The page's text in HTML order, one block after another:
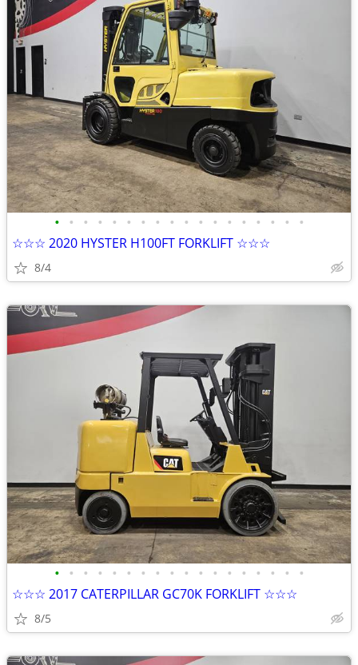
• • • • • • • • • • • • • • • • • •
☆☆☆ 2020 HYSTER H100FT FORKLIFT ☆☆☆
8/4
• • • • • • • • • • • • • • • • • •
☆☆☆ 2017 CATERPILLAR GC70K FORKLIFT ☆☆☆
8/5